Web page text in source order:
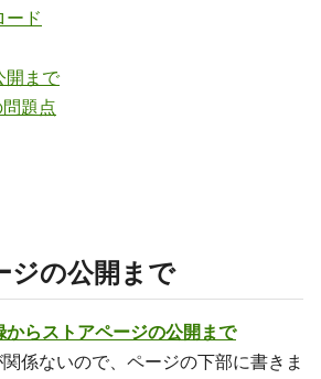
ード
開まで
題点
ジの公開まで
らストアページの公開まで
係ないので、ページの下部に書きま